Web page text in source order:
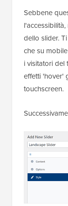
Sebbene
dello slider.
che su
i visitatori del
effetti 'hover'
touchscreen.